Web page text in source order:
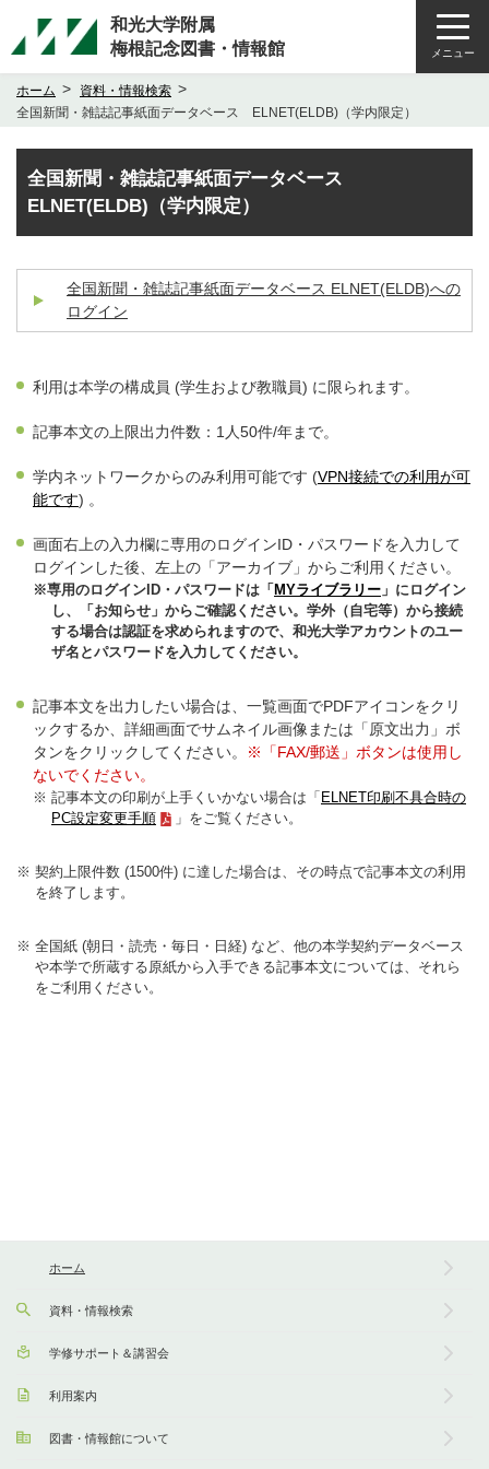
和光大学附属
梅根記念図書・情報館
メニュー
ホーム > 資料・情報検索 >
全国新聞・雑誌記事紙面データベース ELNET(ELDB)（学内限定）
全国新聞・雑誌記事紙面データベース
ELNET(ELDB)（学内限定）
全国新聞・雑誌記事紙面データベース ELNET(ELDB)への
ログイン
利用は本学の構成員 (学生および教職員) に限られます。
記事本文の上限出力件数：1人50件/年まで。
学内ネットワークからのみ利用可能です (VPN接続での利用が可
能です) 。
画面右上の入力欄に専用のログインID・パスワードを入力して
ログインした後、左上の「アーカイブ」からご利用ください。
※専用のログインID・パスワードは「 MYライブラリー 」にログイン
し、「お知らせ」からご確認ください。学外（自宅等）から接続
する場合は認証を求められますので、和光大学アカウントのユー
ザ名とパスワードを入力してください。
記事本文を出力したい場合は、一覧画面でPDFアイコンをクリ
ックするか、詳細画面でサムネイル画像または「原文出力」ボ
タンをクリックしてください。
※「FAX/郵送」ボタンは使用し
ないでください。
※ 記事本文の印刷が上手くいかない場合は「 ELNET印刷不具合時の
PC設定変更手順
」をご覧ください。
※ 契約上限件数 (1500件) に達した場合は、その時点で記事本文の利用
を終了します。
※ 全国紙 (朝日・読売・毎日・日経) など、他の本学契約データベース
や本学で所蔵する原紙から入手できる記事本文については、それら
をご利用ください。
ホーム
資料・情報検索
学修サポート＆講習会
利用案内
図書・情報館について